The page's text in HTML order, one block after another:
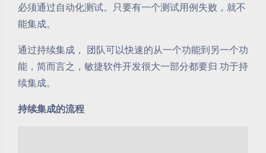
必须通过自动化测试。只要有一个测试用例失败，就不
能集成。
通过持续集成， 团队可以快速的从一个功能到另一个功
能，简而言之，敏捷软件开发很大一部分都要归 功于持
续集成。
持续集成的流程